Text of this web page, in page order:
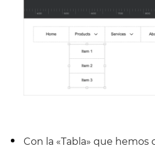
Con la «Tabla» que hemos